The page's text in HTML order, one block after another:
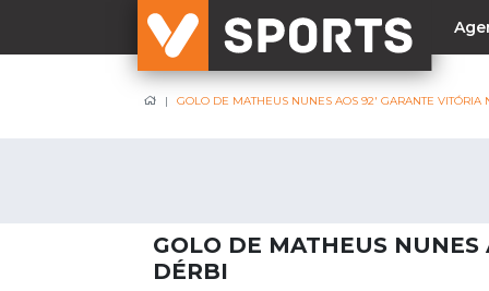
Allianz Cup
GOLO DE MATHEUS NUNES AOS 92′ GARANTE VITÓRIA
GOLO DE MATHEUS NUNES
DÉRBI